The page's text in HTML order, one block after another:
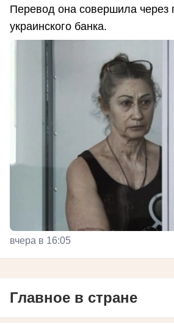
Перевод она совершила через
украинского банка.
вчера в 16:05
Главное в стране